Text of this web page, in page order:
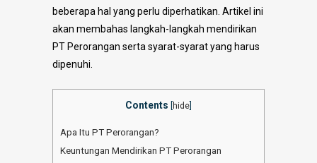
beberapa hal yang perlu diperhatikan. Artikel ini
akan membahas langkah-langkah mendirikan
PT Perorangan serta syarat-syarat yang harus
dipenuhi.
Contents hide
Apa Itu PT Perorangan?
Keuntungan Mendirikan PT Perorangan